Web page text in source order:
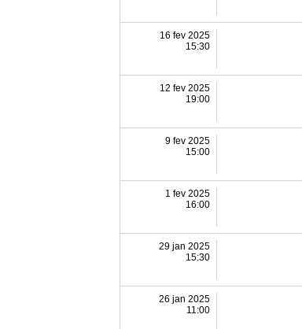
16 fev 2025
15:30
12 fev 2025
19:00
9 fev 2025
15:00
1 fev 2025
16:00
29 jan 2025
15:30
26 jan 2025
11:00